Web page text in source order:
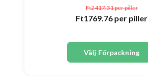
Ft2417.31per piller
Ft1769.76 per piller
Välj Förpackning